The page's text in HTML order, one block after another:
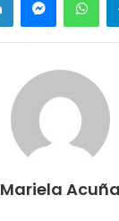
Mariela Acuña